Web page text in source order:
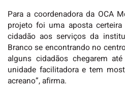
Para a coordenadora da OCA
projeto foi uma aposta
cidadão aos serviços da
Branco se encontrando no
alguns cidadãos chegarem
unidade facilitadora e tem
acreano”, afirma.